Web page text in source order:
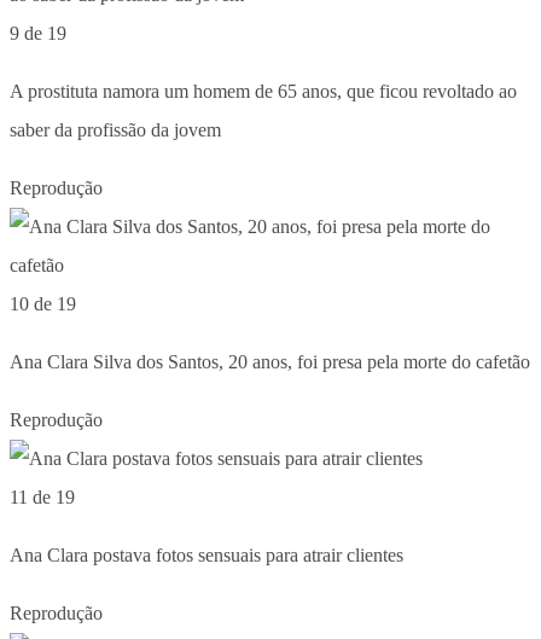
9 de 19
A prostituta namora um homem de 65 anos, que ficou revoltado ao
saber da profissão da jovem
Reprodução
10 de 19
Ana Clara Silva dos Santos, 20 anos, foi presa pela morte do cafetão
Reprodução
11 de 19
Ana Clara postava fotos sensuais para atrair clientes
Reprodução